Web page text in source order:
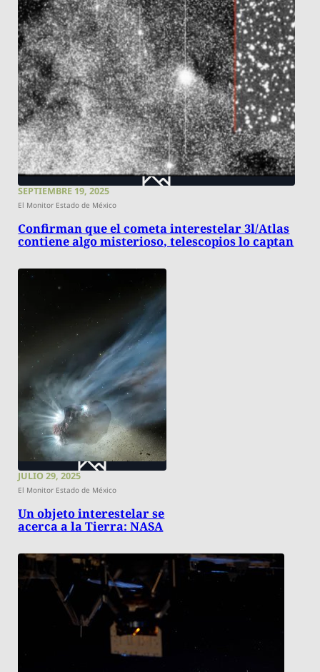
SEPTIEMBRE 19, 2025
El Monitor Estado de México
Confirman que el cometa interestelar 3l/Atlas
contiene algo misterioso, telescopios lo captan
JULIO 29, 2025
El Monitor Estado de México
Un objeto interestelar se
acerca a la Tierra: NASA